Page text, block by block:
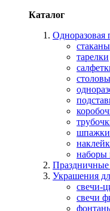
Каталог
Одноразовая
стаканы
тарелки
шпажки
наборы
Праздничные
Украшения
свечи-
свечи